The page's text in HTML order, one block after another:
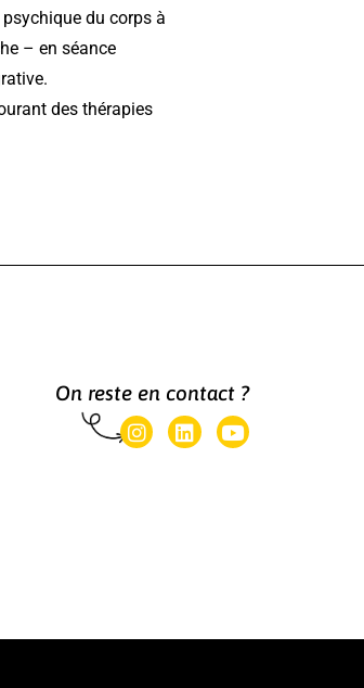
du corps à
– en séance
.
des thérapies
On reste en contact ?